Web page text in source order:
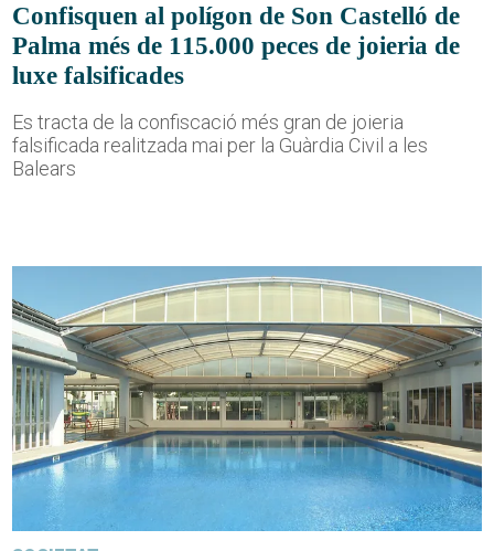
Confisquen al polígon de Son Castelló de
Palma més de 115.000 peces de joieria de
luxe falsificades
Es tracta de la confiscació més gran de joieria
falsificada realitzada mai per la Guàrdia Civil a les
Balears